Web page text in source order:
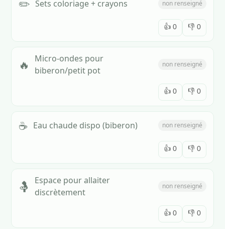
✏️ Sets coloriage + crayons non renseigné
👍 0 👎 0
🔥
Micro-ondes pour
biberon/petit pot
non renseigné
👍 0 👎 0
☕ Eau chaude dispo (biberon) non renseigné
👍 0 👎 0
🤱
Espace pour allaiter
discrètement
non renseigné
👍 0 👎 0